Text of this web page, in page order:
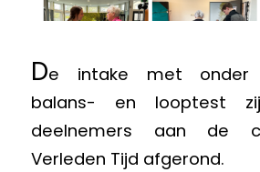
De intake met onder
balans- en looptest
deelnemers aan de
Verleden Tijd afgerond.